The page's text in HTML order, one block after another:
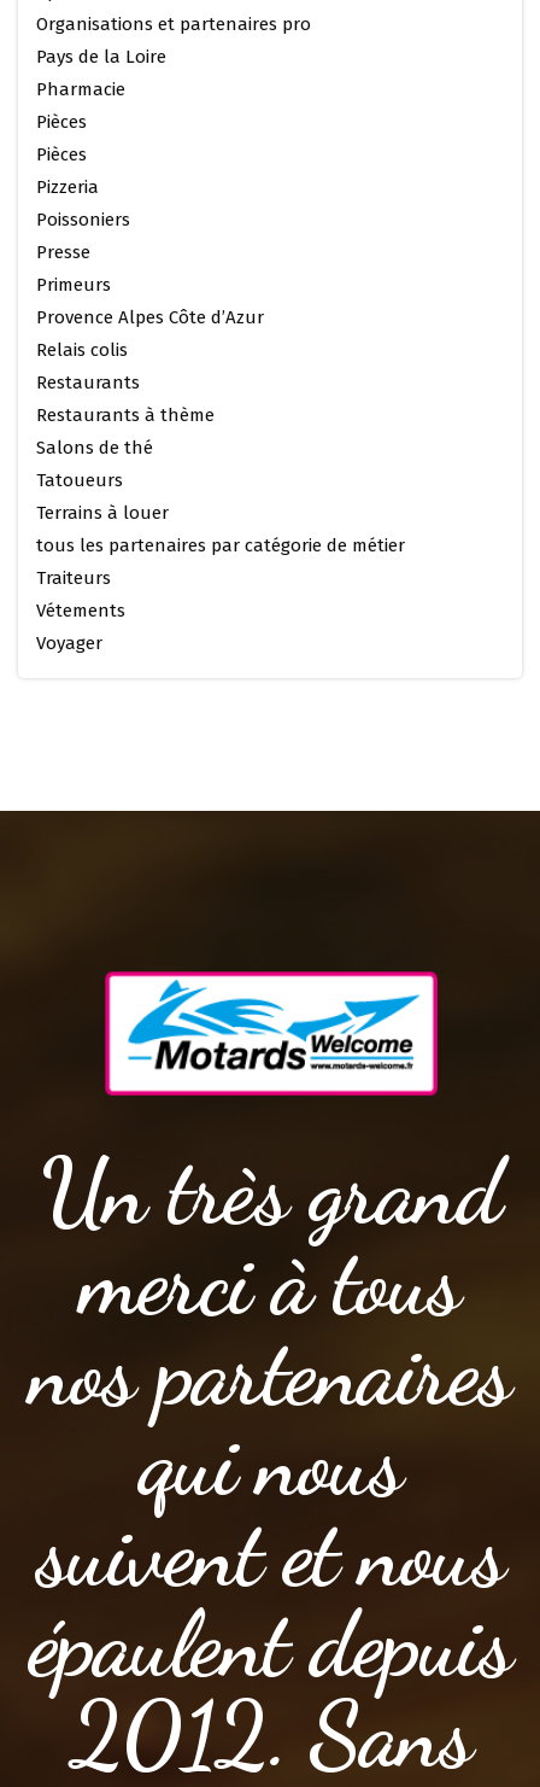
Organisations et partenaires pro
Pays de la Loire
Pharmacie
Pièces
Pièces
Pizzeria
Poissoniers
Presse
Primeurs
Provence Alpes Côte d’Azur
Relais colis
Restaurants
Restaurants à thème
Salons de thé
Tatoueurs
Terrains à louer
tous les partenaires par catégorie de métier
Traiteurs
Vétements
Voyager
Un très grand
merci à tous
nos partenaires
qui nous
suivent et nous
épaulent depuis
2012. Sans